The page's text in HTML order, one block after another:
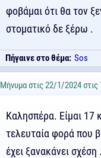
φοβάμαι ότι θα τον
στοματικό δε ξέρω .
Πήγαινε στο θέμα: Sos
Μήνυμα στις 22/1/2024 στις
Καλησπέρα. Είμαι 17
τελευταία φορά που
έχει ξανακάνει